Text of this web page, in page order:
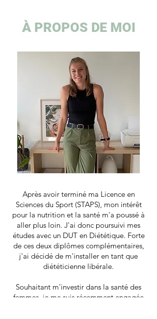
À PROPOS DE MOI
Après avoir terminé ma Licence en
Sciences du Sport (STAPS), mon intérêt
pour la nutrition et la santé m'a poussé à
aller plus loin. J'ai donc poursuivi mes
études avec un DUT en Diététique. Forte
de ces deux diplômes complémentaires,
j'ai décidé de m'installer en tant que
diététicienne libérale.
Souhaitant m'investir dans la santé des
femmes, je me suis récemment engagée